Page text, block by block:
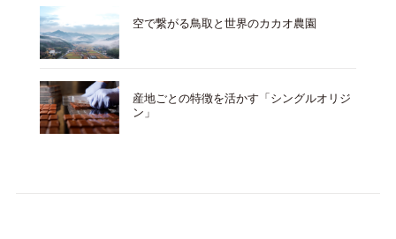
空で繋がる鳥取と世界のカカオ農園
産地ごとの特徴を活かす「シングルオリジ
ン」